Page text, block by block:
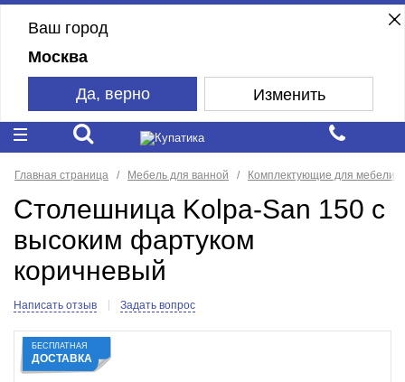
Ваш город
Москва
Да, верно Изменить
Главная страница Мебель для ванной Комплектующие для мебели
Столешница Kolpa-San 150 с
высоким фартуком
коричневый
Написать отзыв Задать вопрос
БЕСПЛАТНАЯ
ДОСТАВКА